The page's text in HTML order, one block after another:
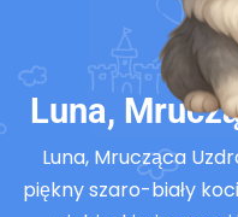
Luna,
Luna, Mrucząca
piękny szaro-biały